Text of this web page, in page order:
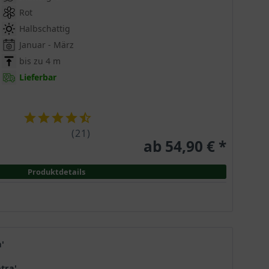
begeistert. Der attraktive Strauch stammt
einer dichtbuschigen Baumkrone und einem
ihren größten Zierwert: Die gelben Blüten
Die gelbe Camellia japonica überzeugt
Rose. Der exotische Strauch stammt aus
bleibt die Schönheit aber deutlich kleiner. Sie
Rot
Halbschattig
Januar - März
bis zu 4 m
Lieferbar
(21 )
ab 54,90 € *
Produktdetails